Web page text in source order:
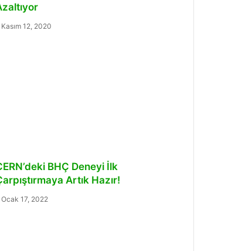
Kasım 12, 2020
BHÇ Deneyi İlk
Artık Hazır!
Ocak 17, 2022